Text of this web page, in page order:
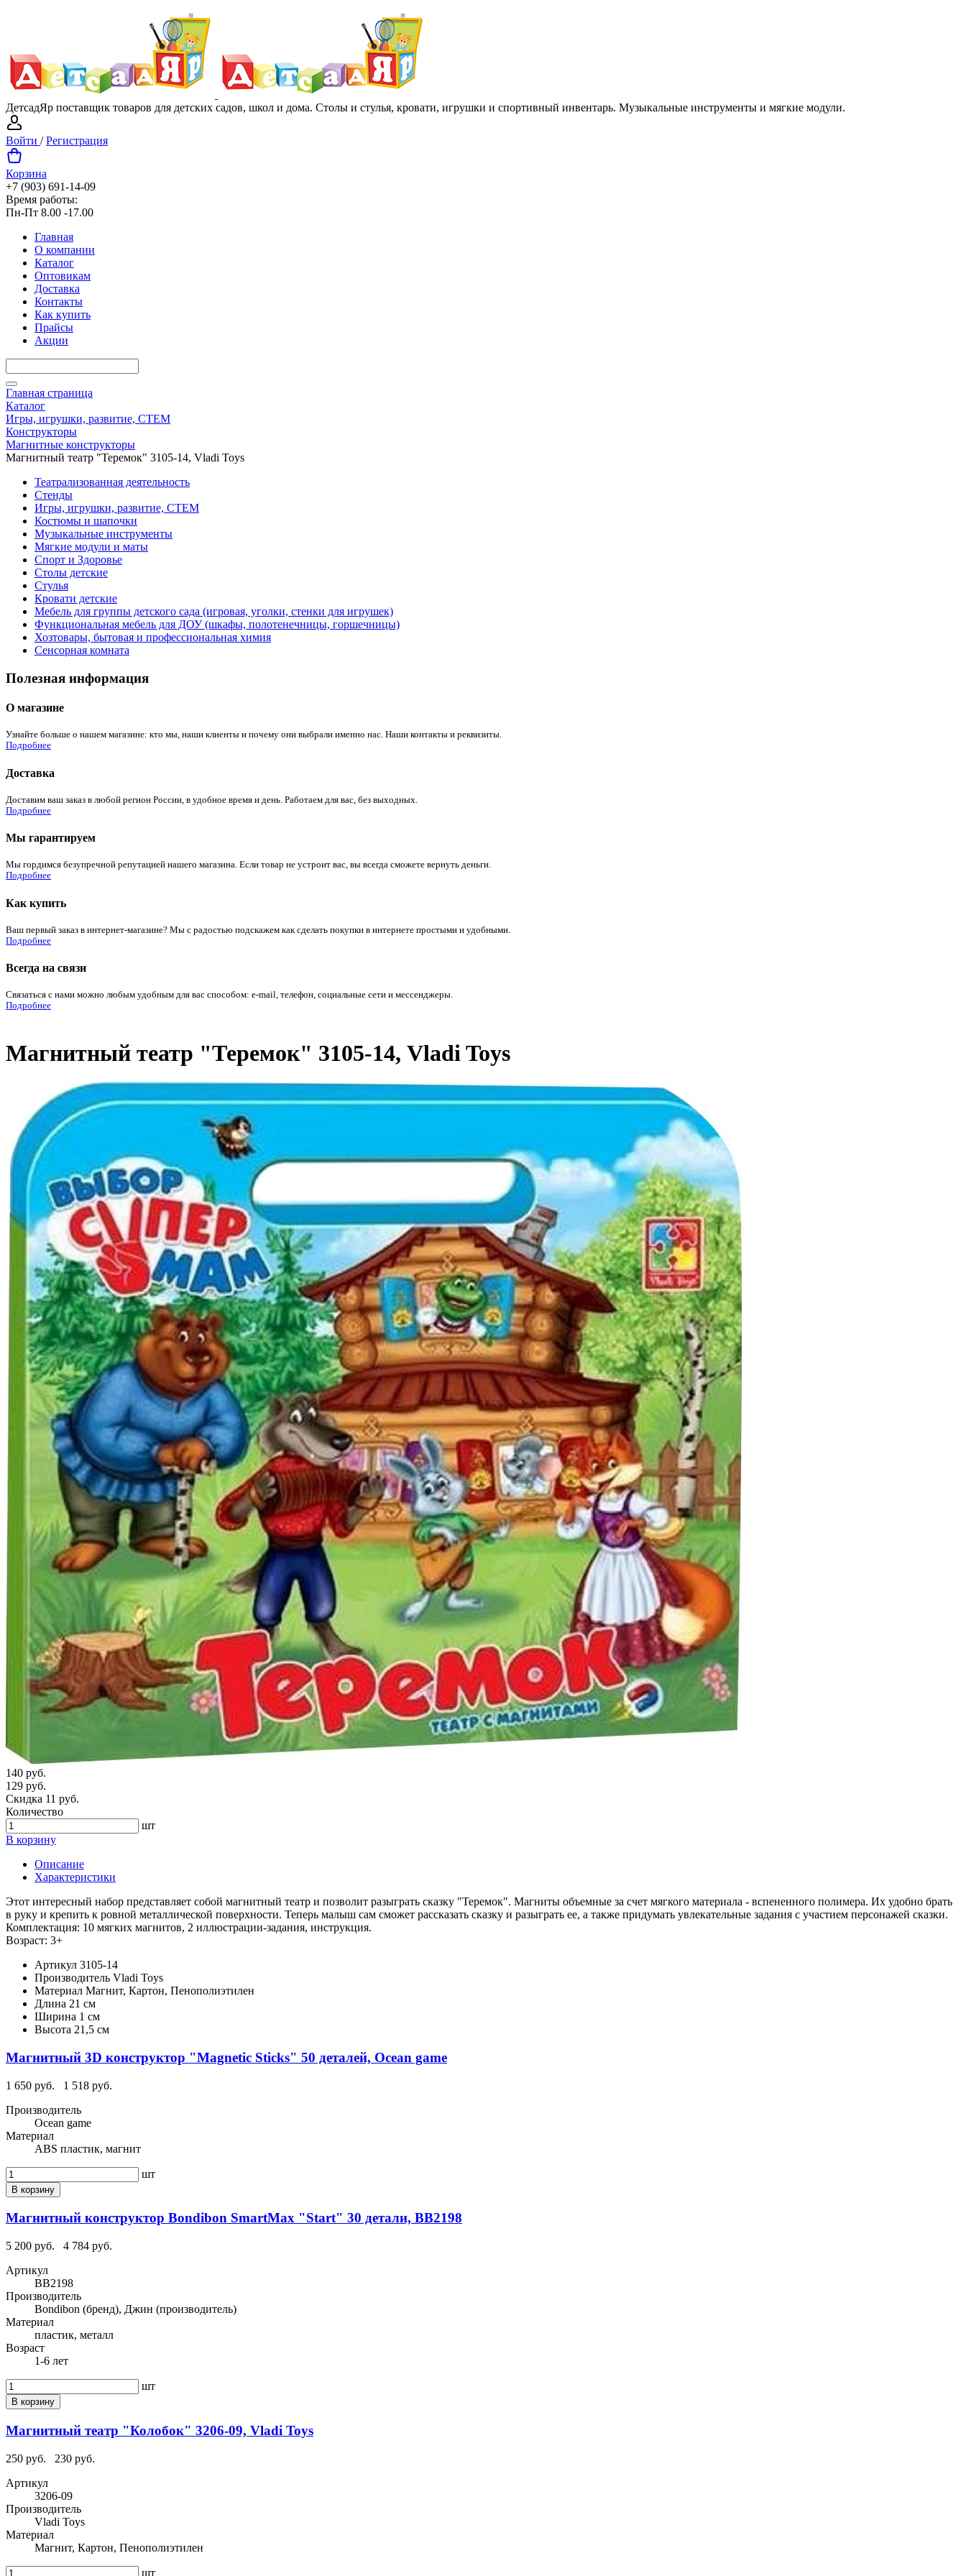
ДетсадЯр поставщик товаров для детских садов, школ и дома. Столы и стулья, кровати, игрушки и спортивный инвентарь. Музыкальные инструменты и мягкие модули.
Войти /Регистрация
Корзина
+7 (903) 691-14-09
Время работы:
Пн-Пт 8.00 -17.00
Главная
О компании
Каталог
Оптовикам
Доставка
Контакты
Как купить
Прайсы
Акции
Главная страница
Каталог
Игры, игрушки, развитие, СТЕМ
Конструкторы
Магнитные конструкторы
Магнитный театр "Теремок" 3105-14, Vladi Toys
Театрализованная деятельность
Стенды
Игры, игрушки, развитие, СТЕМ
Костюмы и шапочки
Музыкальные инструменты
Мягкие модули и маты
Спорт и Здоровье
Столы детские
Стулья
Кровати детские
Мебель для группы детского сада (игровая, уголки, стенки для игрушек)
Функциональная мебель для ДОУ (шкафы, полотенечницы, горшечницы)
Хозтовары, бытовая и профессиональная химия
Сенсорная комната
Полезная информация
О магазине
Узнайте больше о нашем магазине: кто мы, наши клиенты и почему они выбрали именно нас. Наши контакты и реквизиты.
Подробнее
Доставка
Доставим ваш заказ в любой регион России, в удобное время и день. Работаем для вас, без выходных.
Подробнее
Мы гарантируем
Мы гордимся безупречной репутацией нашего магазина. Если товар не устроит вас, вы всегда сможете вернуть деньги.
Подробнее
Как купить
Ваш первый заказ в интернет-магазине? Мы с радостью подскажем как сделать покупки в интернете простыми и удобными.
Подробнее
Всегда на связи
Связаться с нами можно любым удобным для вас способом: e-mail, телефон, социальные сети и мессенджеры.
Подробнее
Магнитный театр "Теремок" 3105-14, Vladi Toys
140 руб.
129 руб.
Скидка 11 руб.
Количество
шт
В корзину
Описание
Характеристики
Этот интересный набор представляет собой магнитный театр и позволит разыграть сказку "Теремок". Магниты объемные за счет мягкого материала - вспененного полимера. Их удобно брать
в руку и крепить к ровной металлической поверхности. Теперь малыш сам сможет рассказать сказку и разыграть ее, а также придумать увлекательные задания с участием персонажей сказки.
Комплектация: 10 мягких магнитов, 2 иллюстрации-задания, инструкция.
Возраст: 3+
Артикул 3105-14
Производитель Vladi Toys
Материал Магнит, Картон, Пенополиэтилен
Длина 21 см
Ширина 1 см
Высота 21,5 см
Магнитный 3D конструктор "Magnetic Sticks" 50 деталей, Ocean game
1 650 руб.
1 518 руб.
Производитель
Ocean game
Материал
ABS пластик, магнит
шт
В корзину
Магнитный конструктор Bondibon SmartMax "Start" 30 детали, ВВ2198
5 200 руб.
4 784 руб.
Артикул
ВВ2198
Производитель
Bondibon (бренд), Джин (производитель)
Материал
пластик, металл
Возраст
1-6 лет
шт
В корзину
Магнитный театр "Колобок" 3206-09, Vladi Toys
250 руб.
230 руб.
Артикул
3206-09
Производитель
Vladi Toys
Материал
Магнит, Картон, Пенополиэтилен
шт